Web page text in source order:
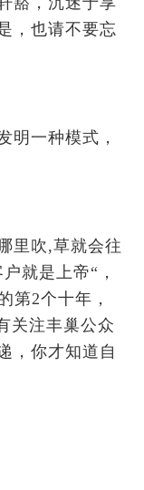
，也请不要忘
明一种模式，
里吹,草就会往
就是上帝“，
第2个十年，
关注丰巢公众
，你才知道自